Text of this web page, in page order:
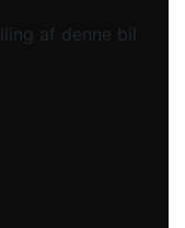
af denne bil